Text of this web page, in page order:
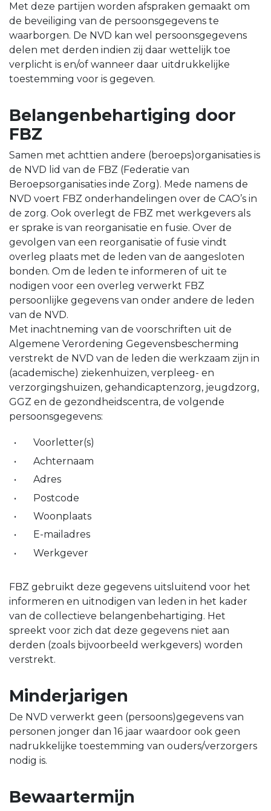
Met deze partijen worden afspraken gemaakt om
de beveiliging van de persoonsgegevens te
waarborgen. De NVD kan wel persoonsgegevens
delen met derden indien zij daar wettelijk toe
verplicht is en/of wanneer daar uitdrukkelijke
toestemming voor is gegeven.
Belangenbehartiging door
FBZ
Samen met achttien andere (beroeps)organisaties is
de NVD lid van de FBZ (Federatie van
Beroepsorganisaties inde Zorg). Mede namens de
NVD voert FBZ onderhandelingen over de CAO’s in
de zorg. Ook overlegt de FBZ met werkgevers als
er sprake is van reorganisatie en fusie. Over de
gevolgen van een reorganisatie of fusie vindt
overleg plaats met de leden van de aangesloten
bonden. Om de leden te informeren of uit te
nodigen voor een overleg verwerkt FBZ
persoonlijke gegevens van onder andere de leden
van de NVD.
Met inachtneming van de voorschriften uit de
Algemene Verordening Gegevensbescherming
verstrekt de NVD van de leden die werkzaam zijn in
(academische) ziekenhuizen, verpleeg- en
verzorgingshuizen, gehandicaptenzorg, jeugdzorg,
GGZ en de gezondheidscentra, de volgende
persoonsgegevens:
Voorletter(s)
Achternaam
Adres
Postcode
Woonplaats
E-mailadres
Werkgever
FBZ gebruikt deze gegevens uitsluitend voor het
informeren en uitnodigen van leden in het kader
van de collectieve belangenbehartiging. Het
spreekt voor zich dat deze gegevens niet aan
derden (zoals bijvoorbeeld werkgevers) worden
verstrekt.
Minderjarigen
De NVD verwerkt geen (persoons)gegevens van
personen jonger dan 16 jaar waardoor ook geen
nadrukkelijke toestemming van ouders/verzorgers
nodig is.
Bewaartermijn